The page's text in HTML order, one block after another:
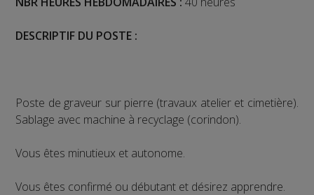
DESCRIPTIF DU POSTE :
Poste de graveur sur pierre (travaux atelier et cimetière).
Sablage avec machine à recyclage (corindon).
Vous êtes minutieux et autonome.
Vous êtes confirmé ou débutant et désirez apprendre.